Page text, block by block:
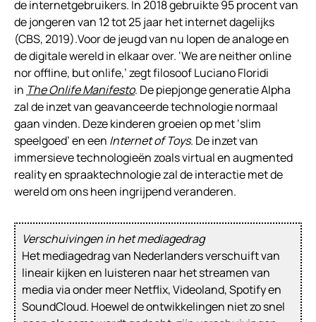
de internetgebruikers. In 2018 gebruikte 95 procent van
de jongeren van 12 tot 25 jaar het internet dagelijks
(CBS, 2019).Voor de jeugd van nu lopen de analoge en
de digitale wereld in elkaar over. ‘We are neither online
nor offline, but onlife,’ zegt filosoof Luciano Floridi
in The Onlife Manifesto. De piepjonge generatie Alpha
zal de inzet van geavanceerde technologie normaal
gaan vinden. Deze kinderen groeien op met ‘slim
speelgoed’ en een Internet of Toys. De inzet van
immersieve technologieën zoals virtual en augmented
reality en spraaktechnologie zal de interactie met de
wereld om ons heen ingrijpend veranderen.
Verschuivingen in het mediagedrag
Het mediagedrag van Nederlanders verschuift van
lineair kijken en luisteren naar het streamen van
media via onder meer Netflix, Videoland, Spotify en
SoundCloud. Hoewel de ontwikkelingen niet zo snel